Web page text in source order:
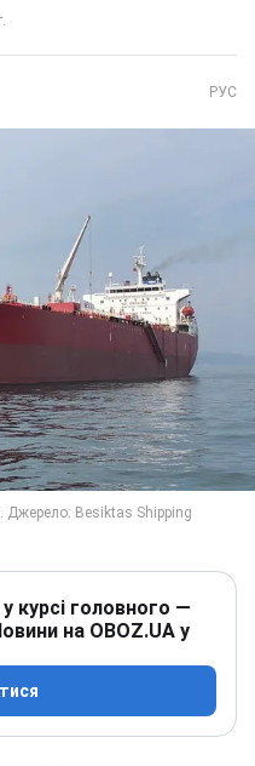
РУС
курсі головного —
на OBOZ.UA у